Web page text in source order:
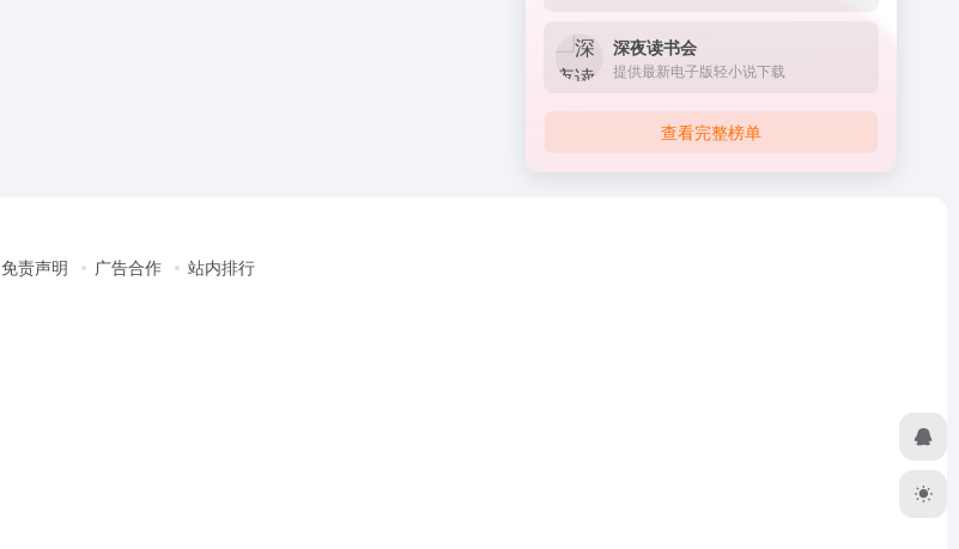
深夜读书会
提供最新电子版轻小说下载
查看完整榜单
免责声明 广告合作 站内排行